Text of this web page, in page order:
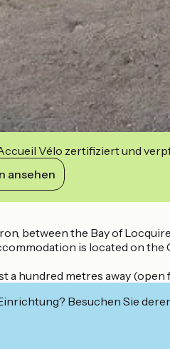
Vélo zertifiziert und
ansehen
between the Bay of
is located on
a hundred metres away
Besuchen Sie